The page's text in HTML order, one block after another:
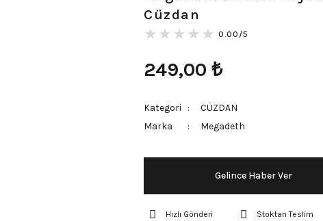
Cüzdan
0.00/5
249,00 ₺
Kategori
CÜZDAN
Marka
Megadeth
Gelince Haber Ver
Hızlı Gönderi Stoktan Teslim